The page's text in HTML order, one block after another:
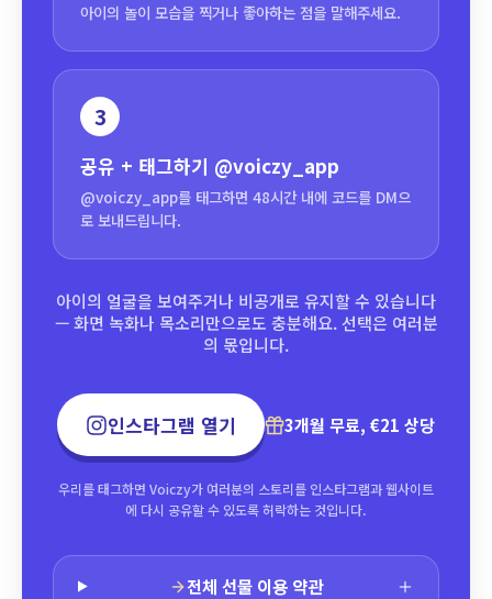
아이의 놀이 모습을 찍거나 좋아하는 점을 말해주세요.
3
공유 + 태그하기 @voiczy_app
@voiczy_app를 태그하면 48시간 내에 코드를 DM으
로 보내드립니다.
아이의 얼굴을 보여주거나 비공개로 유지할 수 있습니다
— 화면 녹화나 목소리만으로도 충분해요. 선택은 여러분
의 몫입니다.
인스타그램 열기 3개월 무료, €21 상당
우리를 태그하면 Voiczy가 여러분의 스토리를 인스타그램과 웹사이트
에 다시 공유할 수 있도록 허락하는 것입니다.
전체 선물 이용 약관